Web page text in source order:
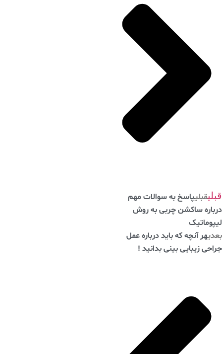
قبلیپاسخ به سوالات مهم
ساکشن چربی به روش
هر آنچه که باید درباره عمل
زیبایی بینی بدانید !